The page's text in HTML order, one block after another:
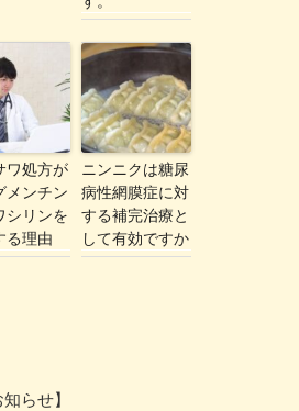
ワ処方が
メンチン
シリンを
る理由
ニンニクは糖尿
病性網膜症に対
する補完治療と
して有効ですか
らせ】